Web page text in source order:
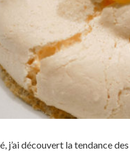
j’ai découvert la tendance